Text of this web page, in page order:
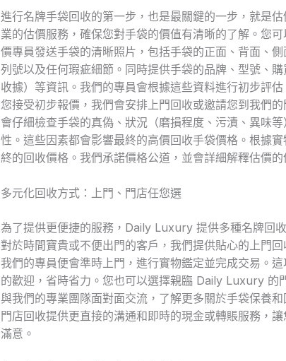
進行名牌手袋回收的第一步，也是最關鍵的一步，就是
業的估價服務，確保您對手袋的價值有清晰的了解。您
價專員發送手袋的清晰照片，包括手袋的正面、背面、
列號以及任何瑕疵細節。同時提供手袋的品牌、型號、
收據）等資訊。我們的專員會根據這些資料進行初步評
您接受初步報價，我們會安排上門回收或邀請您到我們
會仔細檢查手袋的真偽、狀況（磨損程度、污漬、異味
性。這些因素都會影響最終的高價回收手袋價格。根據
終的回收價格。我們承諾價格公道，並會詳細解釋估價的
多元化回收方式：上門、門店任您選
為了提供更便捷的服務，Daily Luxury 提供多種名牌回
對於時間寶貴或不便出門的客戶，我們提供貼心的上門
我們的專員便會準時上門，進行實物鑑定並完成交易。
的歡迎，省時省力。您也可以選擇親臨 Daily Luxury 的
與我們的專業團隊面對面交流，了解更多關於手袋保養
門店回收提供更直接的溝通和即時的現金或轉賬服務，
滿意。